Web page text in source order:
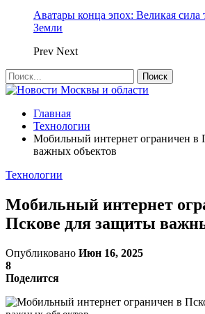
Аватары конца эпох: Великая сила
Земли
Prev Next
Главная
Технологии
Мобильный интернет ограничен в
важных объектов
Технологии
Мобильный интернет
Пскове для защиты
Опубликовано Июн 16, 2025
8
Поделится